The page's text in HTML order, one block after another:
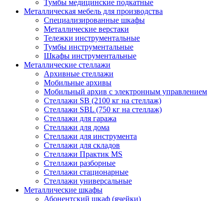
Тумбы медицинские подкатные
Металлическая мебель для производства
Cпециализированные шкафы
Металлические верстаки
Тележки инструментальные
Тумбы инструментальные
Шкафы инструментальные
Металлические стеллажи
Архивные стеллажи
Мобильные архивы
Мобильный архив с электронным управлением
Стеллажи SB (2100 кг на стеллаж)
Стеллажи SBL (750 кг на стеллаж)
Стеллажи для гаража
Стеллажи для дома
Стеллажи для инструмента
Стеллажи для складов
Стеллажи Практик MS
Стеллажи разборные
Стеллажи стационарные
Стеллажи универсальные
Металлические шкафы
Абонентский шкаф (ячейки)